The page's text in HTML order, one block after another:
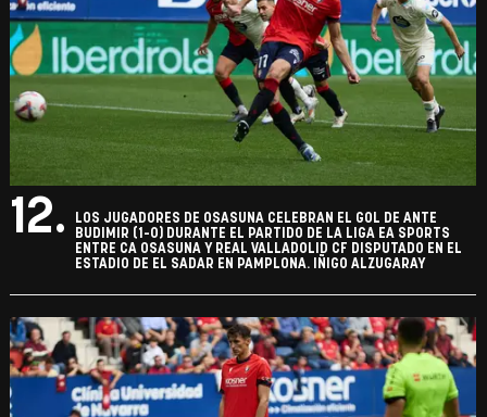
12.
LOS JUGADORES DE OSASUNA CELEBRAN EL GOL DE ANTE
BUDIMIR (1-0) DURANTE EL PARTIDO DE LA LIGA EA SPORTS
ENTRE CA OSASUNA Y REAL VALLADOLID CF DISPUTADO EN EL
ESTADIO DE EL SADAR EN PAMPLONA. IÑIGO ALZUGARAY